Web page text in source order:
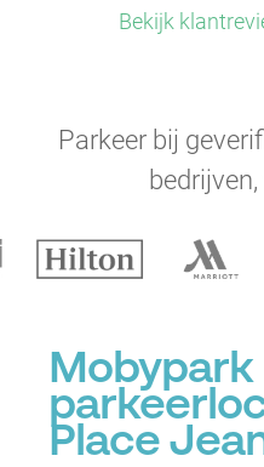
Bekijk
Parkeer bij
Mobypark
Place